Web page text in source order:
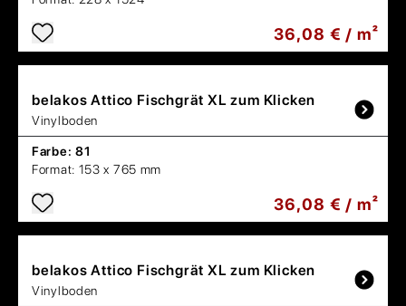
36,08 € / m²
belakosAttico Fischgrät XL zum Klicken
Vinylboden
Farbe: 81
Format: 153 x 765 mm
36,08 € / m²
belakosAttico Fischgrät XL zum Klicken
Vinylboden